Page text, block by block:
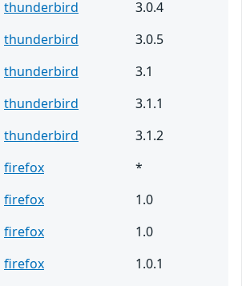
thunderbird
3.0.4
thunderbird
3.0.5
thunderbird
3.1
thunderbird
3.1.1
thunderbird
3.1.2
firefox
*
firefox
1.0
firefox
1.0
firefox
1.0.1